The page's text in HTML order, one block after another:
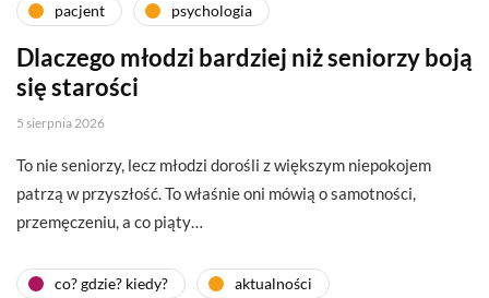
pacjent psychologia
Dlaczego młodzi bardziej niż seniorzy boją
się starości
5 sierpnia 2026
To nie seniorzy, lecz młodzi dorośli z większym niepokojem
patrzą w przyszłość. To właśnie oni mówią o samotności,
przemęczeniu, a co piąty…
co? gdzie? kiedy? aktualności